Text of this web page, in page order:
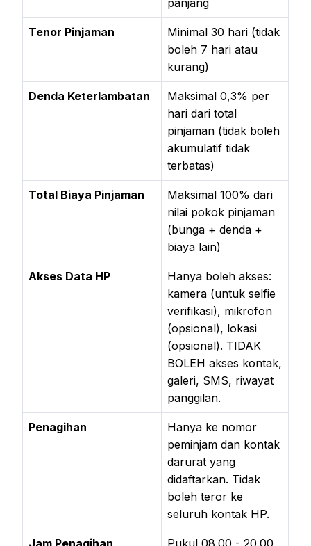
panjang
Tenor Pinjaman
Minimal 30 hari (tidak
boleh 7 hari atau
kurang)
Denda Keterlambatan
Maksimal 0,3% per
hari dari total
pinjaman (tidak boleh
akumulatif tidak
terbatas)
Total Biaya Pinjaman
Maksimal 100% dari
nilai pokok pinjaman
(bunga + denda +
biaya lain)
Akses Data HP
Hanya boleh akses:
kamera (untuk selfie
verifikasi), mikrofon
(opsional), lokasi
(opsional). TIDAK
BOLEH akses kontak,
galeri, SMS, riwayat
panggilan.
Penagihan
Hanya ke nomor
peminjam dan kontak
darurat yang
didaftarkan. Tidak
boleh teror ke
seluruh kontak HP.